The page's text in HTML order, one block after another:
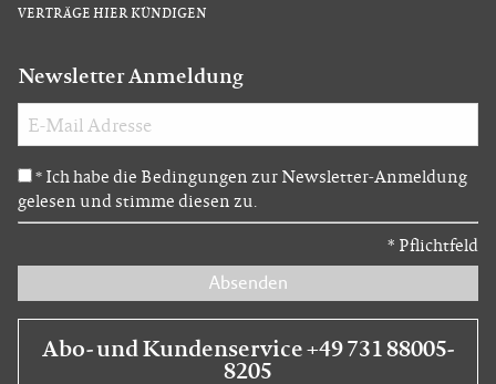
VERTRÄGE HIER KÜNDIGEN
Newsletter Anmeldung
* Ich habe die Bedingungen zur Newsletter-Anmeldung
gelesen und stimme diesen zu.
* Pflichtfeld
Absenden
Abo- und Kundenservice +49 731 88005-
8205